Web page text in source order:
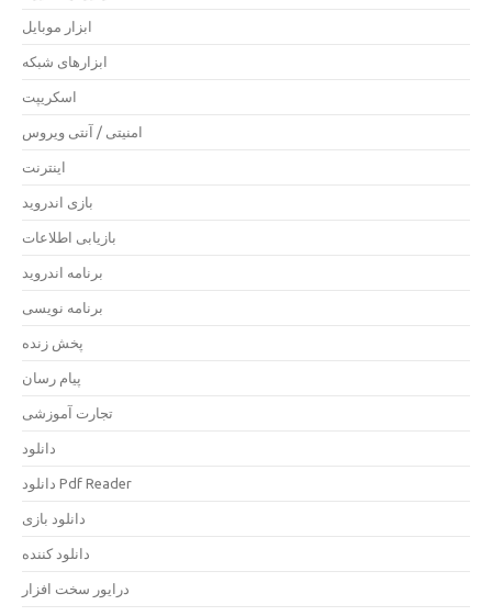
ابزار موبایل
ابزارهای شبکه
اسکریپت
امنیتی / آنتی ویروس
اینترنت
بازی اندروید
بازیابی اطلاعات
برنامه اندروید
برنامه نویسی
پخش زنده
پیام رسان
تجارت آموزشی
دانلود
دانلود Pdf Reader
دانلود بازی
دانلود کننده
درایور سخت افزار